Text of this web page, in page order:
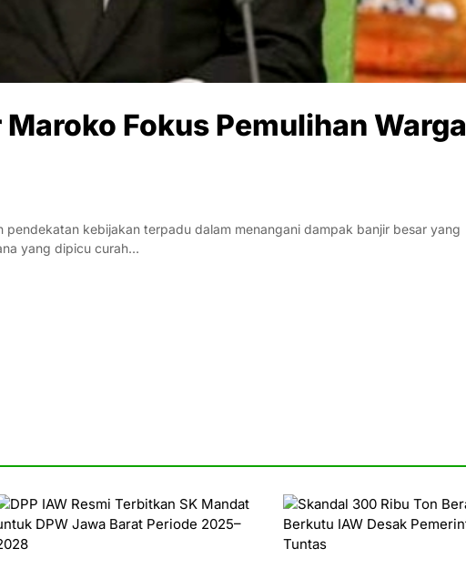
Fokus Pemulihan Warga
pendekatan kebijakan terpadu dalam menangani dampak banjir besar yang
yang dipicu curah…